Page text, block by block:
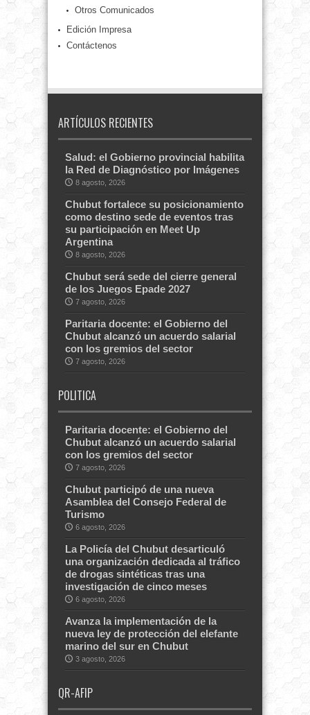
Otros Comunicados
Edición Impresa
Contáctenos
ARTÍCULOS RECIENTES
Salud: el Gobierno provincial habilita
la Red de Diagnóstico por Imágenes
8 agosto, 2026
Chubut fortalece su posicionamiento
como destino sede de eventos tras
su participación en Meet Up
Argentina
8 agosto, 2026
Chubut será sede del cierre general
de los Juegos Epade 2027
7 agosto, 2026
Paritaria docente: el Gobierno del
Chubut alcanzó un acuerdo salarial
con los gremios del sector
7 agosto, 2026
POLITICA
Paritaria docente: el Gobierno del
Chubut alcanzó un acuerdo salarial
con los gremios del sector
7 agosto, 2026
Chubut participó de una nueva
Asamblea del Consejo Federal de
Turismo
6 agosto, 2026
La Policía del Chubut desarticuló
una organización dedicada al tráfico
de drogas sintéticas tras una
investigación de cinco meses
6 agosto, 2026
Avanza la implementación de la
nueva ley de protección del elefante
marino del sur en Chubut
3 agosto, 2026
QR-AFIP